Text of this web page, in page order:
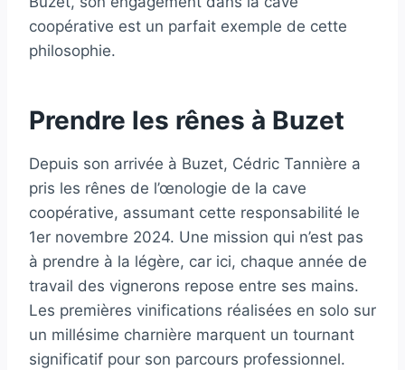
coopérative est un parfait exemple de cette
philosophie.
Prendre les rênes à Buzet
Depuis son arrivée à Buzet, Cédric Tannière a
pris les rênes de l’œnologie de la cave
coopérative, assumant cette responsabilité le
1er novembre 2024. Une mission qui n’est pas
à prendre à la légère, car ici, chaque année de
travail des vignerons repose entre ses mains.
Les premières vinifications réalisées en solo sur
un millésime charnière marquent un tournant
significatif pour son parcours professionnel.